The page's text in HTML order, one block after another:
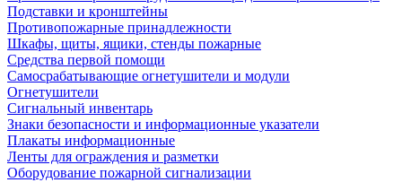
Подставки и кронштейны
Противопожарные принадлежности
Шкафы, щиты, ящики, стенды пожарные
Средства первой помощи
Самосрабатывающие огнетушители и модули
Огнетушители
Сигнальный инвентарь
Знаки безопасности и информационные указатели
Плакаты информационные
Ленты для ограждения и разметки
Оборудование пожарной сигнализации